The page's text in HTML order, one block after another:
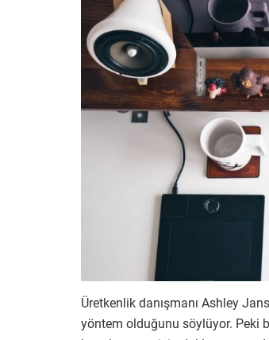
Üretkenlik danışmanı Ashley
yöntem olduğunu söylüyor. Peki